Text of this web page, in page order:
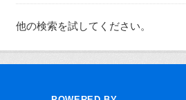
他の検索を試してください。